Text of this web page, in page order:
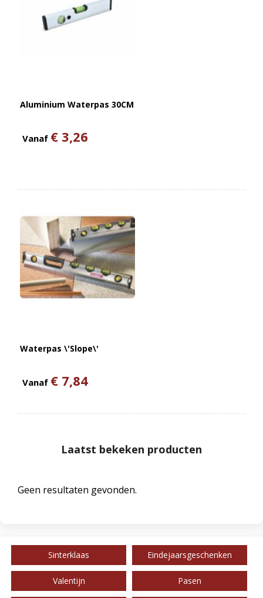
Aluminium Waterpas 30CM
Vanaf € 3,26
Waterpas \'Slope\'
Vanaf € 7,84
Laatst bekeken producten
Geen resultaten gevonden.
Sinterklaas Eindejaarsgeschenken
Valentijn Pasen